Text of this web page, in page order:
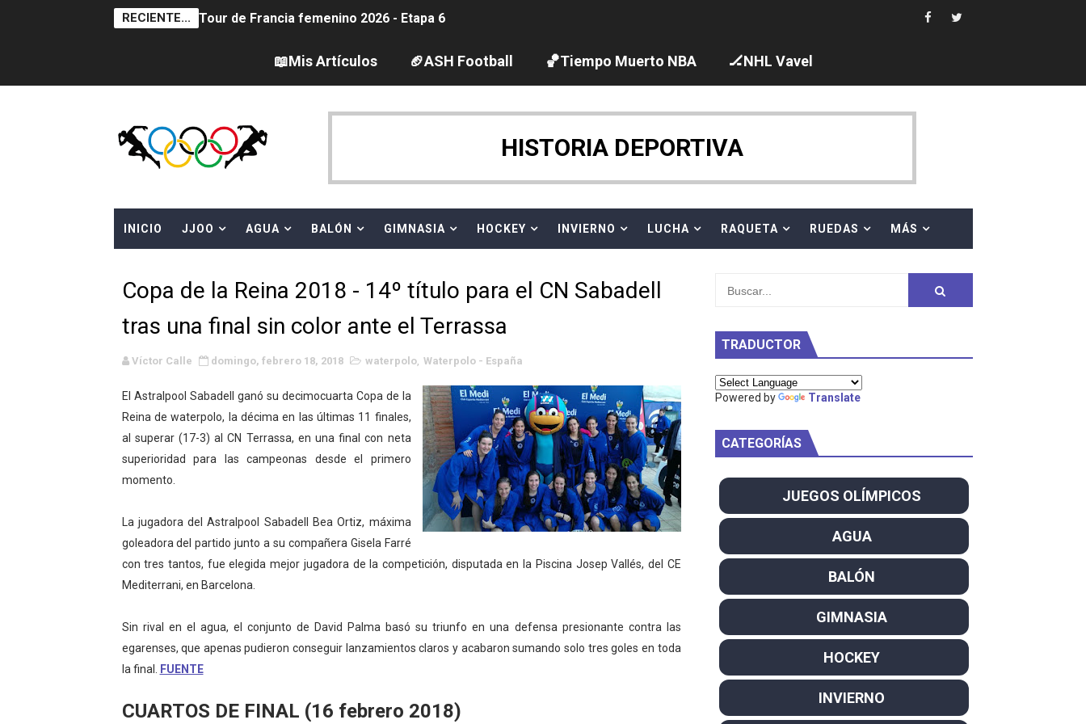
RECIENTE... Tour de Francia femenino 2026 - Etapa 6
Women's Pro Baseball League 2026
Campeonato de Europa en aguas abiertas 2026 (París, Francia) - Dobletes de Wellbrock y Taddeucci. Ángela Martínez 5ª en 10km
Campeonato de Europa de pentatlón moderno 2026 (Estambul, Turquía)
Campeonato de Europa de natación artística 2026 (París, Francia) - España domina junto al equipo neutral ruso, llevándose 8 medallas, seis para
Canadá Open 2026
WWE NXT - Myles Borne y Tavion Heights ponen fin al reinado por parejas de The Vanity Project
Canadian Football League 2026 - Week 10
EFA y AFLE 2026 - Regular season
Grandes éxitos por fin para Chelsea Green, Chad Gable y Baron Corbin en SummerSlam
Campeonato de Europa de MTB 2026 (Monteceneri, Suiza) - Charlie Aldridge y Sina Frei dominan el Europeo
Campeonato de Europa de remo 2026 (Varese, Italia) - Rumanía, Alemania y Gran Bretaña se reparten el botín y Caetano Horta y Rodrigo Conde
Mundial de lacrosse femenino 2026 (Tokio, Japón) - Estados Unidos invencibles, ya son decacampeonas y quinto oro consecutivo
Máxima celebración en el último Impact! con Jason Hotch como nuevo TNA International Champion
Mundial de esgrima 2026 (Hong Kong) - La delegación italiana arrasa con 4 oros y 4 platas
Raquel Rodriguez es la nueva monarca Intercontinental, su primer título individual en WWE
📖Mis Artículos 🏈ASH Football 🏀Tiempo Muerto NBA 🏒NHL Vavel
HISTORIA DEPORTIVA
INICIO JJOO AGUA BALÓN GIMNASIA HOCKEY INVIERNO LUCHA RAQUETA RUEDAS MÁS
Copa de la Reina 2018 - 14º título para el CN Sabadell
tras una final sin color ante el Terrassa
Víctor Calle domingo, febrero 18, 2018 waterpolo, Waterpolo - España
El Astralpool Sabadell ganó su decimocuarta Copa de la
Reina de waterpolo, la décima en las últimas 11 finales,
al superar (17-3) al CN Terrassa, en una final con neta
superioridad para las campeonas desde el primero
momento.
La jugadora del Astralpool Sabadell Bea Ortiz, máxima
goleadora del partido junto a su compañera Gisela Farré
con tres tantos, fue elegida mejor jugadora de la competición, disputada en la Piscina Josep Vallés, del CE
Mediterrani, en Barcelona.
Sin rival en el agua, el conjunto de David Palma basó su triunfo en una defensa presionante contra las
egarenses, que apenas pudieron conseguir lanzamientos claros y acabaron sumando solo tres goles en toda
la final.
FUENTE
CUARTOS DE FINAL (16 febrero 2018)
TRADUCTOR
Powered by Translate
CATEGORÍAS
JUEGOS OLÍMPICOS
AGUA
BALÓN
GIMNASIA
HOCKEY
INVIERNO